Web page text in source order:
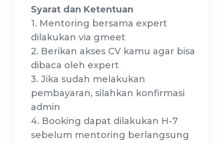
Syarat dan Ketentuan
1. Mentoring bersama expert
dilakukan via gmeet
2. Berikan akses CV kamu agar bisa
dibaca oleh expert
3. Jika sudah melakukan
pembayaran, silahkan konfirmasi
admin
4. Booking dapat dilakukan H-7
sebelum mentoring berlangsung